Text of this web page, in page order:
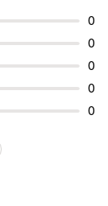
0
0
0
0
0